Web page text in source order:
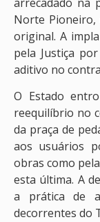
Norte
original. A
pela Justiça
aditivo no
O Estado
reequilíbrio no
da praça de
aos usuários
obras como
esta última. A
a prática de
decorrentes do